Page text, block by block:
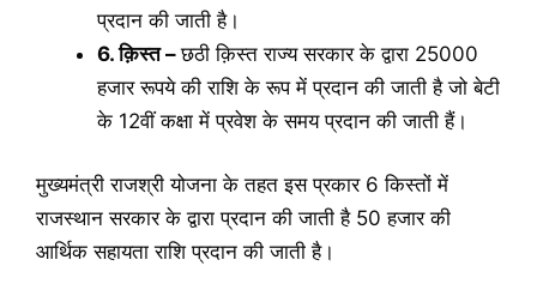
प्रदान की जाती है।
6. क़िस्त –छठी क़िस्त राज्य सरकार के द्वारा 25000
हजार रूपये की राशि के रूप में प्रदान की जाती है जो बेटी
के 12वीं कक्षा में प्रवेश के समय प्रदान की जाती हैं।
मुख्यमंत्री राजश्री योजना के तहत इस प्रकार 6 किस्तों में
राजस्थान सरकार के द्वारा प्रदान की जाती है 50 हजार की
आर्थिक सहायता राशि प्रदान की जाती है।